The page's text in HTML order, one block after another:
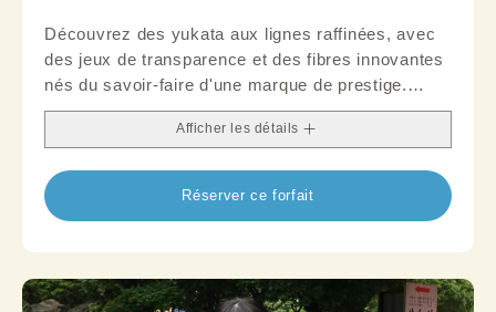
Découvrez des yukata aux lignes raffinées, avec
des jeux de transparence et des fibres innovantes
nés du savoir-faire d'une marque de prestige.
Composez une tenue authentique qui attire les
regards, même lors d'événements plus habillés
Afficher les détails
Réserver ce forfait